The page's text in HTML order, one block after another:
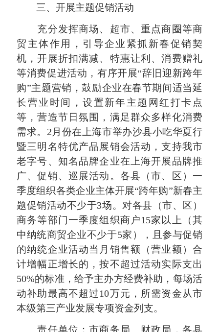
三、开展主题促销活动
充分发挥商场、超市、重点商圈等商
贸主体作用，引导企业紧抓新春促销契
机，开展折扣满减、特惠让利、消费赠礼
等消费促进活动，有序开展“辞旧迎新跨年
购”主题营销，鼓励企业在春节期间适当延
长营业时间，设置新年主题网红打卡点
等，营造节日氛围，满足群众多样化消费
需求。2月份在上海市举办沙县小吃华夏行
暨三明名特优产品展销会活动，支持我市
老字号、知名品牌企业在上海开展品牌推
广、促销、巡展活动。各县（市、区）一
季度组织各类企业主体开展“跨年购”新春主
题促销活动不少于3场。对各县（市、区）
商务等部门一季度组织商户15家以上（其
中纳统商贸企业不少于5家），且参与促销
的纳统企业活动当月销售额（营业额）合
计增幅正增长的，按不超过活动实际支出
50%的标准，给予主办方经费补助，每场活
动补助最高不超过10万元，所需资金从市
本级第三产业发展专项资金列支。
责任单位：市商务局、财政局，各县